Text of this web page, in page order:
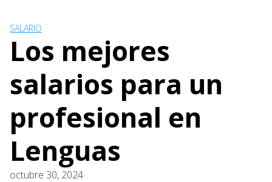
SALARIO
Los mejores
salarios para un
profesional en
Lenguas
octubre 30, 2024